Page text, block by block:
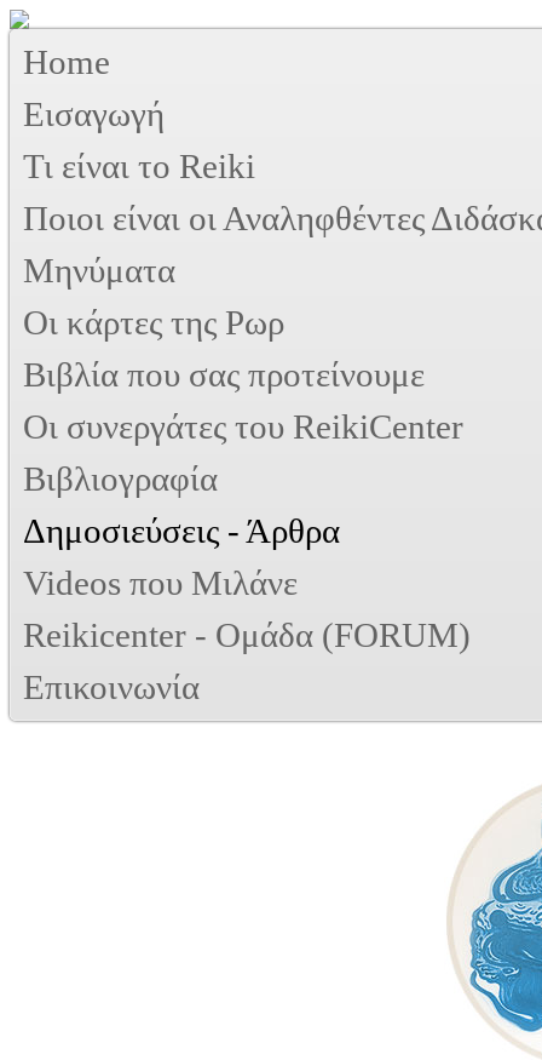
Home
Εισαγωγή
Τι είναι το Reiki
Ποιοι είναι οι Αναληφθέντες
Μηνύματα
Οι κάρτες της Ρωρ
Βιβλία που σας προτείνουμε
Oι συνεργάτες του ReikiCenter
Βιβλιογραφία
Δημοσιεύσεις - Άρθρα
Videos που Μιλάνε
Reikicenter - Ομάδα (FORUM)
Επικοινωνία